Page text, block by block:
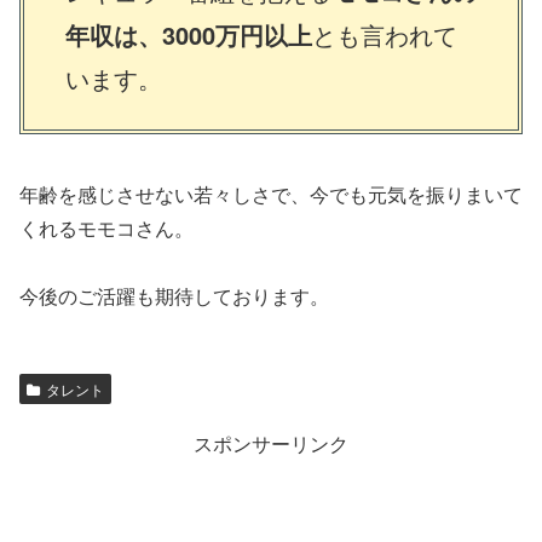
年収は、3000万円以上とも言われて
います。
年齢を感じさせない若々しさで、今でも元気を振りまいて
くれるモモコさん。
今後のご活躍も期待しております。
タレント
スポンサーリンク